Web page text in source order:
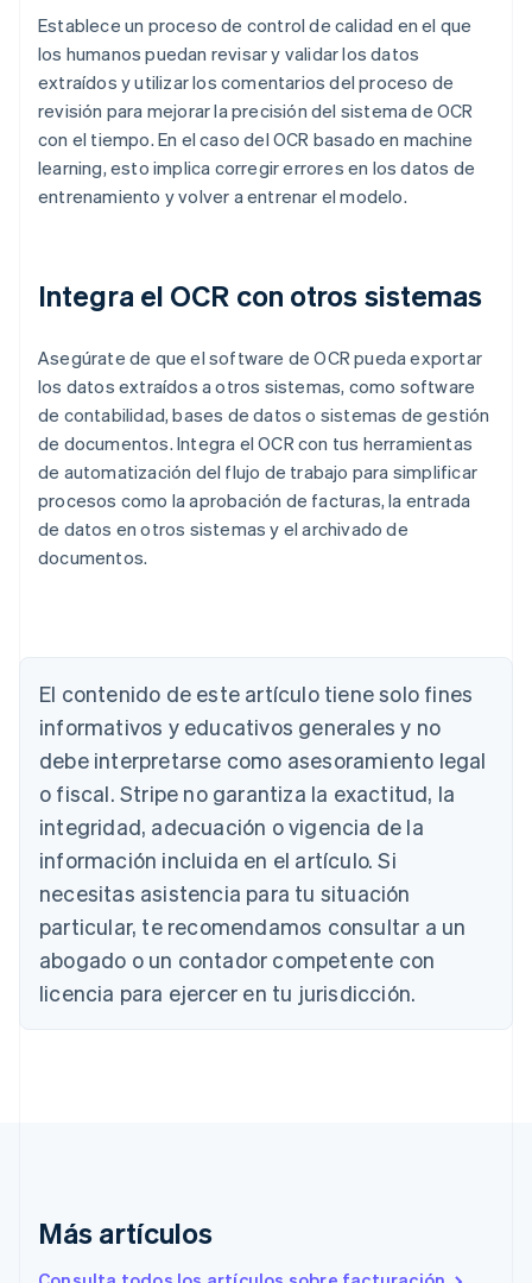
Establece un proceso de control de calidad en el que
los humanos puedan revisar y validar los datos
extraídos y utilizar los comentarios del proceso de
revisión para mejorar la precisión del sistema de OCR
con el tiempo. En el caso del OCR basado en machine
learning, esto implica corregir errores en los datos de
entrenamiento y volver a entrenar el modelo.
Integra el OCR con otros sistemas
Asegúrate de que el software de OCR pueda exportar
los datos extraídos a otros sistemas, como software
de contabilidad, bases de datos o sistemas de gestión
de documentos. Integra el OCR con tus herramientas
de automatización del flujo de trabajo para simplificar
procesos como la aprobación de facturas, la entrada
de datos en otros sistemas y el archivado de
documentos.
El contenido de este artículo tiene solo fines
informativos y educativos generales y no
debe interpretarse como asesoramiento legal
o fiscal. Stripe no garantiza la exactitud, la
integridad, adecuación o vigencia de la
información incluida en el artículo. Si
necesitas asistencia para tu situación
particular, te recomendamos consultar a un
abogado o un contador competente con
licencia para ejercer en tu jurisdicción.
Más artículos
Australia
Austria
DeutschEnglish
Bélgica
Nederlands Français Deutsch English
Brasil
Português English
Bulgaria
English
Canadá
English Français
China continental
简体中文 English
Chipre
Croacia
Eslovenia